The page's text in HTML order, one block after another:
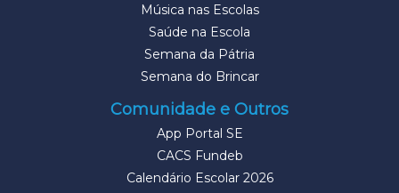
Música nas Escolas
Saúde na Escola
Semana da Pátria
Semana do Brincar
Comunidade e Outros
App Portal SE
CACS Fundeb
Calendário Escolar 2026